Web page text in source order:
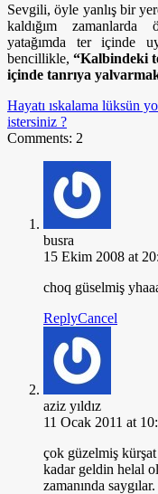
Sevgili, öyle yanlış bir
kaldığım
yatağımda ter içinde
bencillikle,“Kalbindeki
içinde tanrıya
Hayatı ıskalama lüksün
istersiniz ?
Comments: 2
busra
15 Ekim 2008 at
choq güselmiş
ReplyCancel
aziz yıldız
11 Ocak 2011 at
çok güzelmiş kürşat
kadar geldin helal
zamanında saygılar.